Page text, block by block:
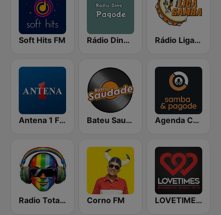
Soft Hits FM Rádio Ding - Pagode Rádio Liga Samba
Antena 1 FM Bateu Saudade FM Rádio Flashback Agenda Cultural Samba-pagode
Radio Total Hitz Corno FM LOVETIMES | Romantic Music Hits